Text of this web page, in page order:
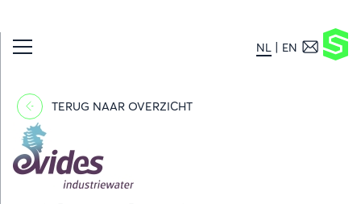
NL EN
TERUG NAAR OVERZICHT
Afbeelding